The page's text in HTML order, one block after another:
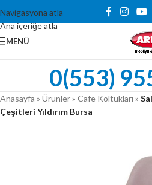
Navigasyona atla
Ana içeriğe atla
MENÜ
0(553)
Anasayfa » Ürünler» Cafe Koltukları »
Çeşitleri Yıldırım Bursa